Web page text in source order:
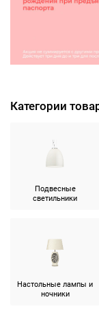
Категории
Подвесные
светильники
Настольные лампы и
ночники